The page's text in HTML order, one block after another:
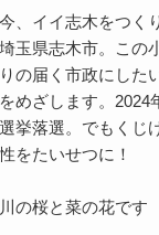
、イイ志木をつく
玉県志木市。この
の届く市政にした
めざします。2024
挙落選。でもくじ
をたいせつに！
の桜と菜の花です